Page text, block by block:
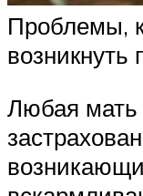
Проблемы,
возникнуть
Любая мать